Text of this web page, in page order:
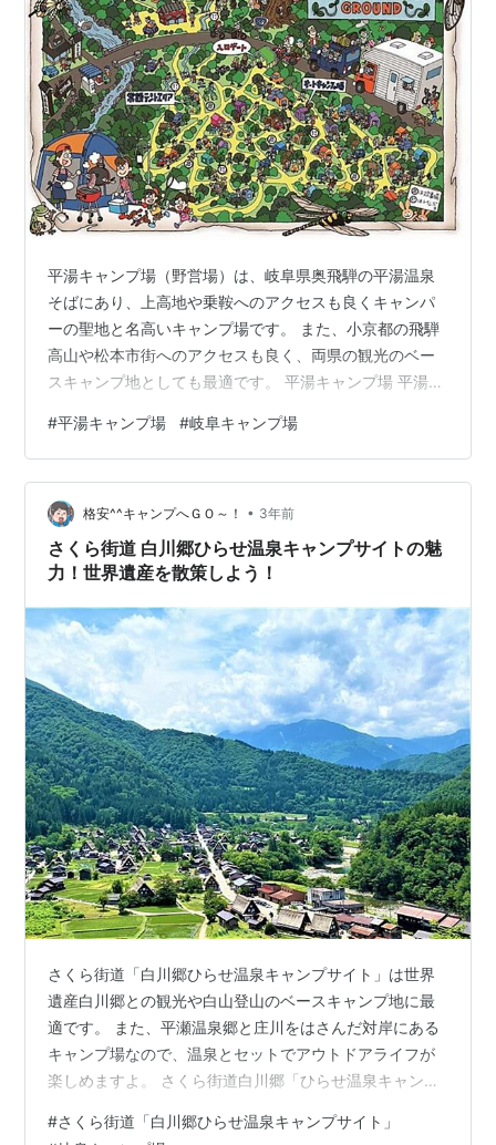
平湯キャンプ場（野営場）は、岐阜県奥飛騨の平湯温泉
そばにあり、上高地や乗鞍へのアクセスも良くキャンパ
ーの聖地と名高いキャンプ場です。 また、小京都の飛騨
高山や松本市街へのアクセスも良く、両県の観光のベー
スキャンプ地としても最適です。 平湯キャンプ場 平湯キ
湯キャンプ場【利用料金】 バンガロー料金 平湯キャンプ
場【設備】 炊事場 トイレ ゴミステーション 平湯キャン
プ場【アクセス】 平湯キャンプ場【ロケーション】 平湯
キャンプ場【入浴施設】 ひらゆの森 平湯の湯 平湯キャ
ンプ場【買い出し】 ＪＡひだ奥ひだ支店Ａコープ奥飛騨
コメリハード＆グリ…
#平湯キャンプ場 #岐阜キャンプ場
格安^^キャンプへＧＯ～！ • 3年前
さくら街道 白川郷ひらせ温泉キャンプサイトの魅
力！世界遺産を散策しよう！
さくら街道「白川郷ひらせ温泉キャンプサイト」は世界
遺産白川郷との観光や白山登山のベースキャンプ地に最
適です。 また、平瀬温泉郷と庄川をはさんだ対岸にある
キャンプ場なので、温泉とセットでアウトドアライフが
楽しめますよ。 さくら街道白川郷「ひらせ温泉キャンプ
ト」【基本情報】 さくら街道「白川郷ひらせ温泉キャン
#さくら街道「白川郷ひらせ温泉キャンプサイト」